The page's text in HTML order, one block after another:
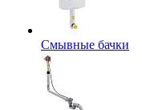
Смывные бачки